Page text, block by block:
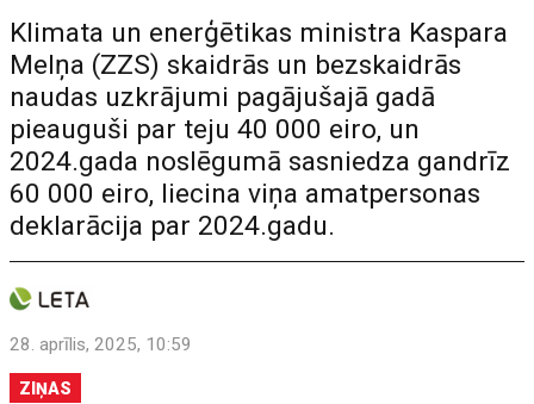
Klimata un enerģētikas ministra Kaspara
Melņa (ZZS) skaidrās un bezskaidrās
naudas uzkrājumi pagājušajā gadā
pieauguši par teju 40 000 eiro, un
2024.gada noslēgumā sasniedza gandrīz
60 000 eiro, liecina viņa amatpersonas
deklarācija par 2024.gadu.
28. aprīlis, 2025, 10:59
ZIŅAS